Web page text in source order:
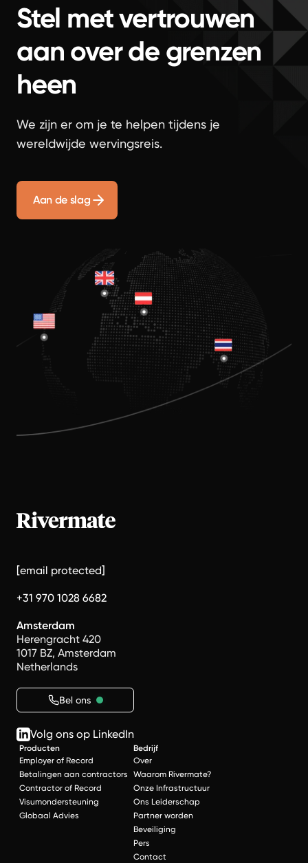
Stel met vertrouwen
aan over de grenzen
heen
We zijn er om je te helpen tijdens je
wereldwijde wervingsreis.
Aan de slag
[email protected]
+31 970 1028 6682
Amsterdam
Herengracht 420
1017 BZ, Amsterdam
Netherlands
Bel ons
Volg ons op LinkedIn
Producten
Employer of Record
Betalingen aan contractors
Contractor of Record
Visumondersteuning
Globaal Advies
Bedrijf
Over
Waarom Rivermate?
Onze Infrastructuur
Ons Leiderschap
Partner worden
Beveiliging
Pers
Contact